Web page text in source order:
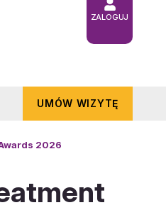
ZALOGUJ
UMÓW WIZYTĘ
2026